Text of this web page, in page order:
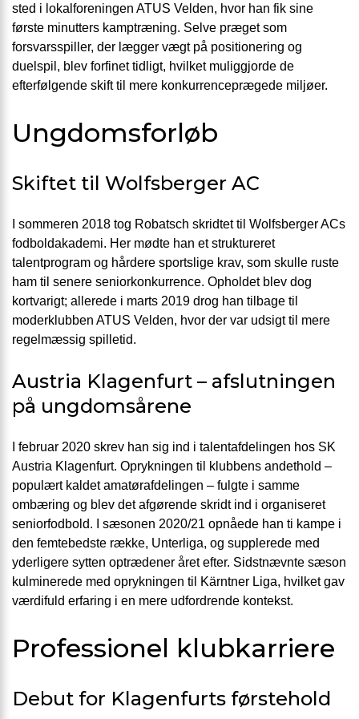
sted i lokalforeningen ATUS Velden, hvor han fik sine
første minutters kamptræning. Selve præget som
forsvarsspiller, der lægger vægt på positionering og
duelspil, blev forfinet tidligt, hvilket muliggjorde de
efterfølgende skift til mere konkurrenceprægede miljøer.
Ungdomsforløb
Skiftet til Wolfsberger AC
I sommeren 2018 tog Robatsch skridtet til Wolfsberger ACs
fodboldakademi. Her mødte han et struktureret
talentprogram og hårdere sportslige krav, som skulle ruste
ham til senere seniorkonkurrence. Opholdet blev dog
kortvarigt; allerede i marts 2019 drog han tilbage til
moderklubben ATUS Velden, hvor der var udsigt til mere
regelmæssig spilletid.
Austria Klagenfurt – afslutningen
på ungdomsårene
I februar 2020 skrev han sig ind i talentafdelingen hos SK
Austria Klagenfurt. Oprykningen til klubbens andethold –
populært kaldet amatørafdelingen – fulgte i samme
ombæring og blev det afgørende skridt ind i organiseret
seniorfodbold. I sæsonen 2020/21 opnåede han ti kampe i
den femtebedste række, Unterliga, og supplerede med
yderligere sytten optrædener året efter. Sidstnævnte sæson
kulminerede med oprykningen til Kärntner Liga, hvilket gav
værdifuld erfaring i en mere udfordrende kontekst.
Professionel klubkarriere
Debut for Klagenfurts førstehold